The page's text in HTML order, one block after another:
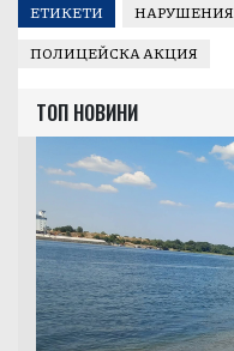
ЕТИКЕТИ НАРУШЕНИЯ
ПОЛИЦЕЙСКА АКЦИЯ
ТОП НОВИНИ